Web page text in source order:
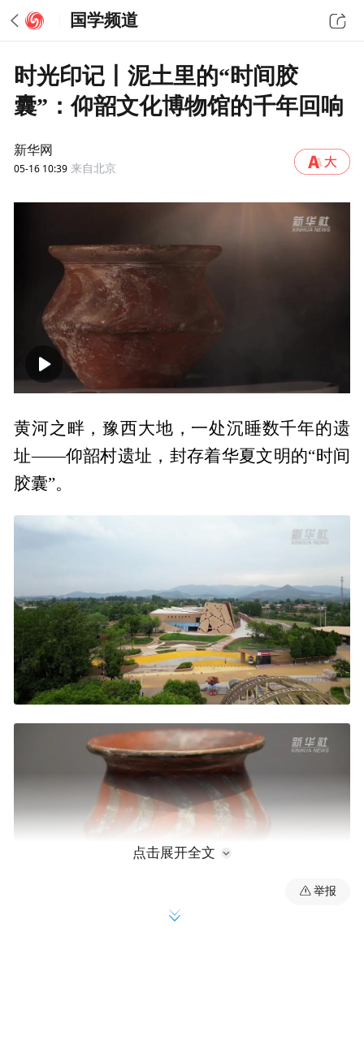
国学频道
时光印记丨泥土里的“时间胶
囊”：仰韶文化博物馆的千年回响
新华网
05-16 10:39 来自北京
00:00
黄河之畔，豫西大地，一处沉睡数千年的遗
址——仰韶村遗址，封存着华夏文明的“时间
胶囊”。
点击展开全文
举报